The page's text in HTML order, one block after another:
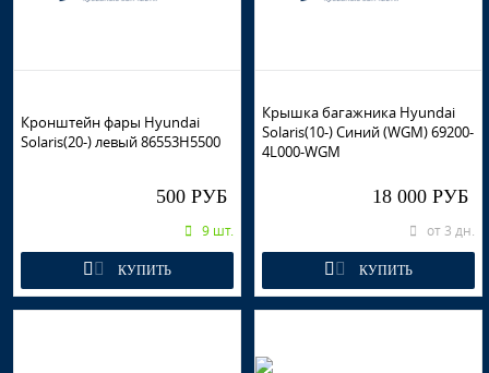
Кронштейн фары Hyundai
Solaris(20-) левый 86553H5500
500 РУБ
9 шт.
КУПИТЬ
Крышка багажника Hyundai
Solaris(10-) Синий (WGM) 69200-
4L000-WGM
18 000 РУБ
от 3 дн.
КУПИТЬ